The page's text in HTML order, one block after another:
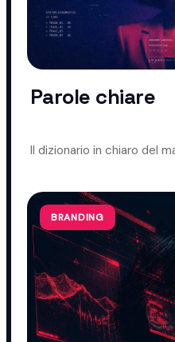
Parole chiare
Il dizionario in chiaro del
BRANDING